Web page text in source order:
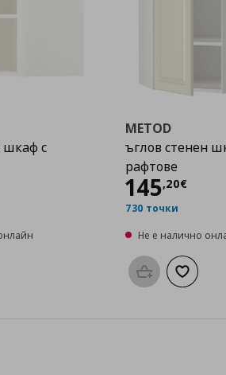
шкаф с
към списъка с любими
METOD
ъглов стенен
рафтове
145,20€
Цена
730 точки
Не е налично
Προσθήκη στο
Добави